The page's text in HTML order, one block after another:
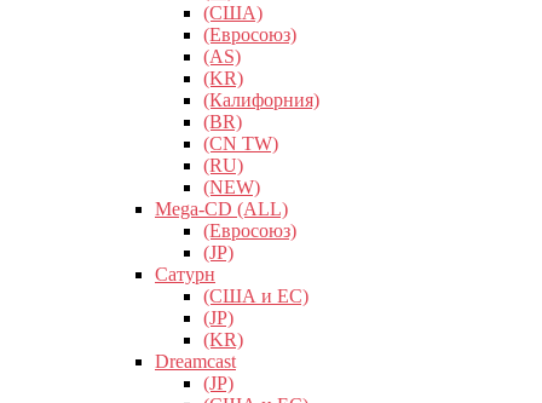
(США)
(Евросоюз)
(AS)
(KR)
(Калифорния)
(BR)
(CN TW)
(RU)
(NEW)
Mega-CD (ALL)
(Евросоюз)
(JP)
Сатурн
(США и ЕС)
(JP)
(KR)
Dreamcast
(JP)